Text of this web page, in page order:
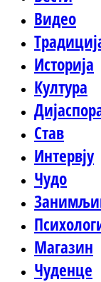
Видео
Историја
Култура
Став
Интервју
Чудо
Магазин
Чуденце